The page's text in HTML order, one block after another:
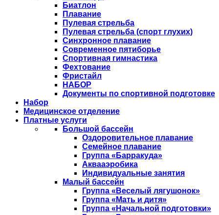
Биатлон
Плавание
Пулевая стрельба
Пулевая стрельба (спорт глухих)
Синхронное плавание
Современное пятиборье
Спортивная гимнастика
Фехтование
Фристайл
НАБОР
Документы по спортивной подготовке
Набор
Медицинское отделение
Платные услуги
Большой бассейн
Оздоровительное плавание
Семейное плавание
Группа «Барракуда»
Аквааэробика
Индивидуальные занятия
Малый бассейн
Группа «Веселый лягушонок»
Группа «Мать и дитя»
Группа «Начальной подготовки»